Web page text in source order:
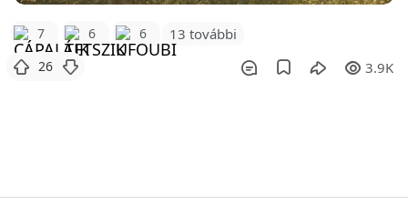
7 6 6 13 további
26 3.9K